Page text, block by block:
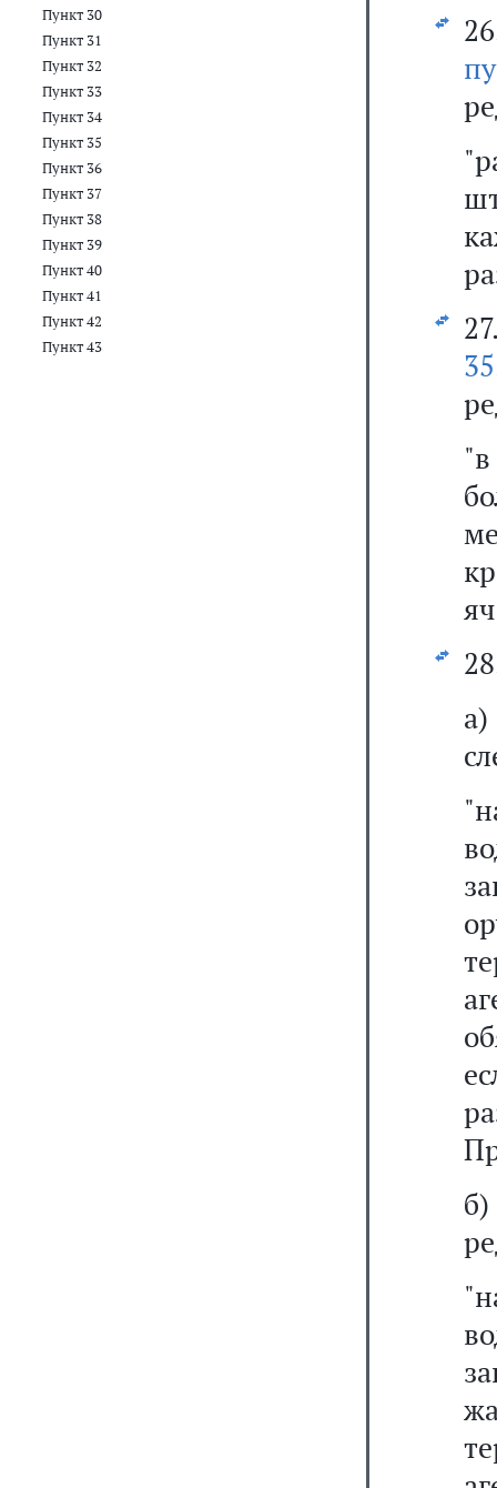
Пункт 30
Пункт 31
Пункт 32
Пункт 33
Пункт 34
Пункт 35
Пункт 36
Пункт 37
Пункт 38
Пункт 39
Пункт 40
Пункт 41
Пункт 42
Пункт 43